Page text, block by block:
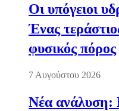
Οι υπόγειοι
Ένας
φυσικός πόρος
7 Αυγούστου 2026
Νέα ανάλυση: